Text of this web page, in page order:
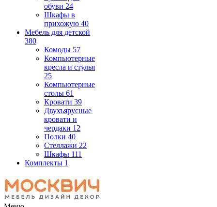
обуви 24
Шкафы в
прихожую 40
Мебель для детской
380
Комоды 57
Компьютерные
кресла и стулья
25
Компьютерные
столы 61
Кровати 39
Двухъярусные
кровати и
чердаки 12
Полки 40
Стеллажи 22
Шкафы 111
Комплекты 1